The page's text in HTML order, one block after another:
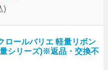
)
ロールバリエ 軽量リボン
シリーズ)※返品・交換不